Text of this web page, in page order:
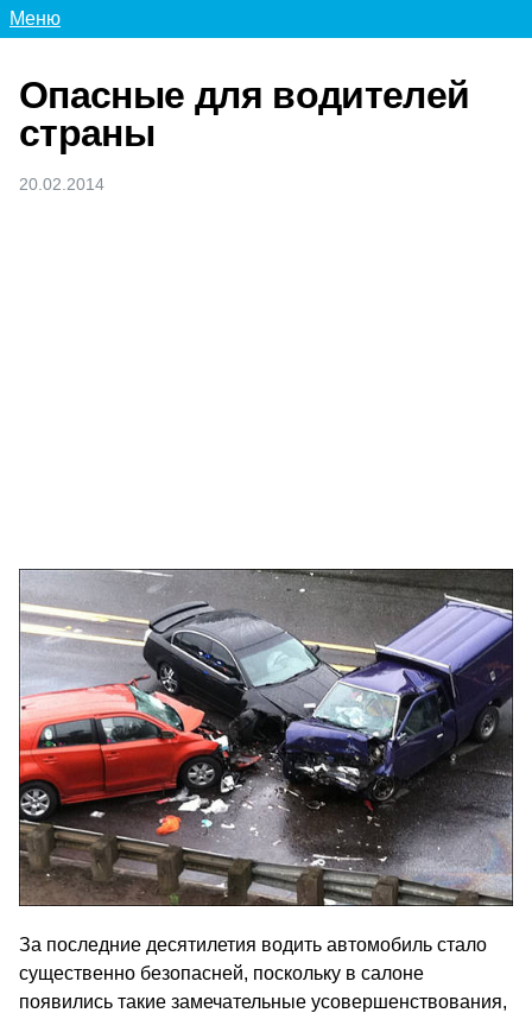
Меню
Опасные для водителей
страны
20.02.2014
За последние десятилетия водить автомобиль стало
существенно безопасней, поскольку в салоне
появились такие замечательные усовершенствования,